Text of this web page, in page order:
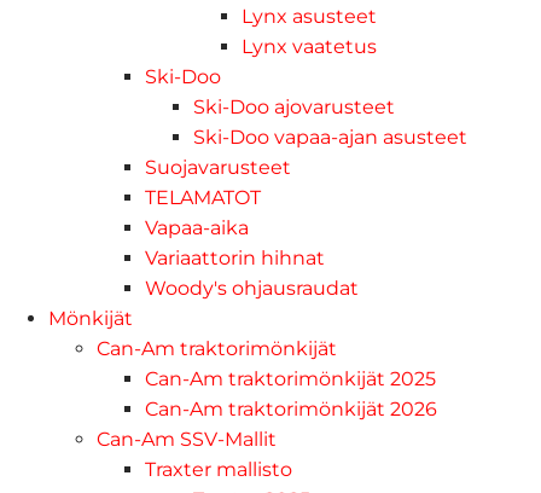
Lynx asusteet
Lynx vaatetus
Ski-Doo
Ski-Doo ajovarusteet
Ski-Doo vapaa-ajan asusteet
Suojavarusteet
TELAMATOT
Vapaa-aika
Variaattorin hihnat
Woody's ohjausraudat
Mönkijät
Can-Am traktorimönkijät
Can-Am traktorimönkijät 2025
Can-Am traktorimönkijät 2026
Can-Am SSV-Mallit
Traxter mallisto